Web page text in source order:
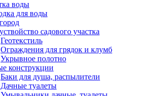
воды
для воды
садового участка
Геотекстиль
Ограждения для грядок и клумб
Укрывное полотно
конструкции
Баки для душа, распылители
Дачные туалеты